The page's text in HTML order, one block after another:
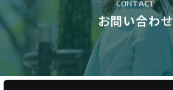
CONTACT
お問い合わせ